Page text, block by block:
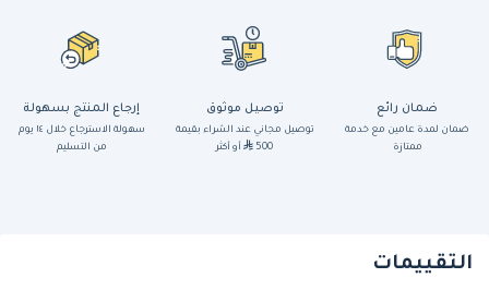
ضمان رائع
ضمان لمدة عامين مع خدمة
ممتازة
توصيل موثوق
توصيل مجاني عند الشراء بقيمة
500
أو أكثر
إرجاع المنتج بسهولة
سهولة الاسترجاع خلال ١٤ يوم
من التسليم
التقييمات